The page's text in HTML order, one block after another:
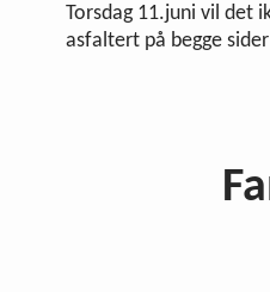
Torsdag 11.juni vil det
asfaltert på begge